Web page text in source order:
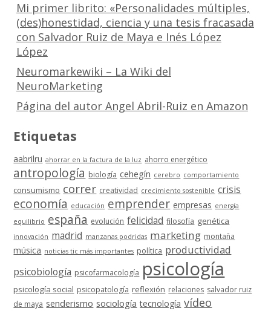
Mi primer librito: «Personalidades múltiples,
(des)honestidad, ciencia y una tesis fracasada
con Salvador Ruiz de Maya e Inés López
López
Neuromarkewiki – La Wiki del
NeuroMarketing
Página del autor Angel Abril-Ruiz en Amazon
Etiquetas
aabrilru ahorrar en la factura de la luz ahorro energético
antropología biología cehegín cerebro comportamiento
consumismo correr creatividad crecimiento sostenible crisis
economía educación emprender empresas energía
equilibrio españa evolución felicidad filosofía genética
innovación madrid manzanas podridas marketing montaña
música noticias tic más importantes política productividad
psicobiología psicofarmacología psicología
psicología social psicopatología reflexión relaciones salvador ruiz
de maya senderismo sociología tecnología vídeo